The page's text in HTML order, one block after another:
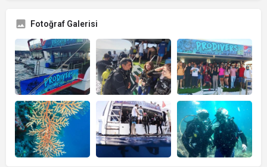
Fotoğraf Galerisi